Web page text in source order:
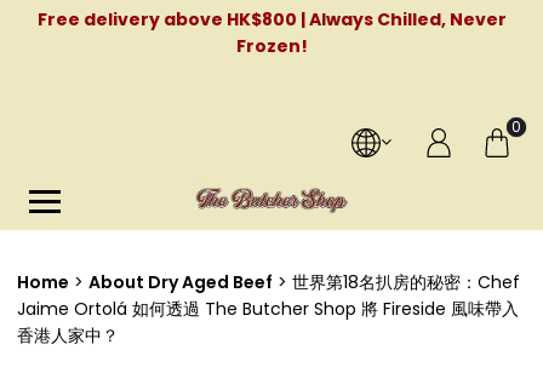
Free delivery above HK$800 | Always Chilled, Never
Frozen!
0
Home About Dry Aged Beef
世界第18名扒房的秘密：Chef
Jaime Ortolá 如何透過 The Butcher Shop 將 Fireside 風味帶入
香港人家中？